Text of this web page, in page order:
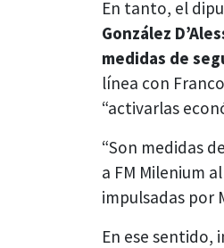
En tanto, el
González
medidas de
línea con
“activarlas
“Son medidas
a FM Milenium
impulsadas por
En ese sentido,